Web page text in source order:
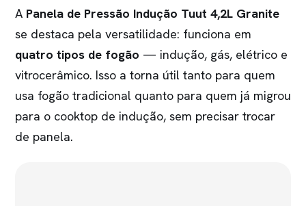
A Panela de Pressão Indução Tuut 4,2L Granite
se destaca pela versatilidade: funciona em
quatro tipos de fogão — indução, gás, elétrico e
vitrocerâmico. Isso a torna útil tanto para quem
usa fogão tradicional quanto para quem já migrou
para o cooktop de indução, sem precisar trocar
de panela.